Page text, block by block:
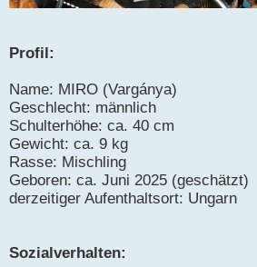
Profil:
Name: MIRO (Vargánya)
Geschlecht: männlich
Schulterhöhe: ca. 40 cm
Gewicht: ca. 9 kg
Rasse: Mischling
Geboren: ca. Juni 2025 (geschätzt)
derzeitiger Aufenthaltsort: Ungarn
Sozialverhalten: